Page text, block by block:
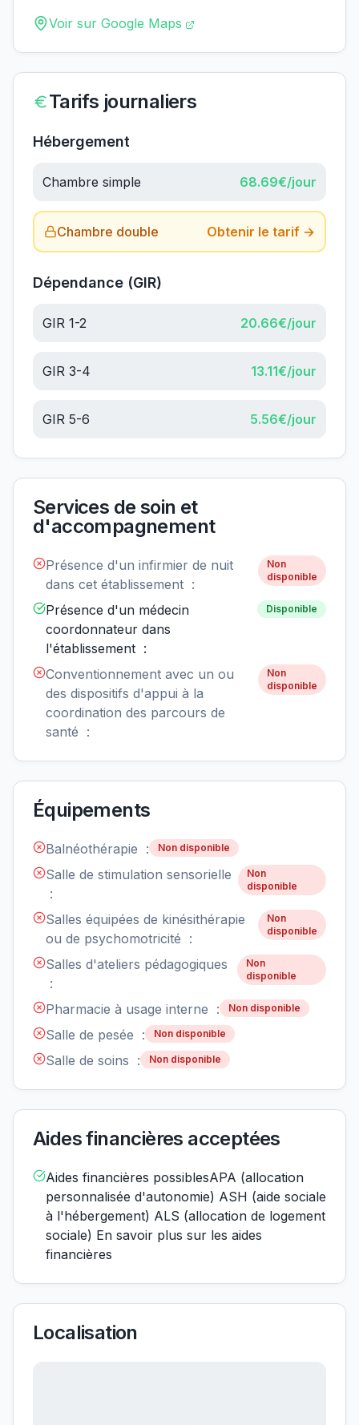
Voir sur Google Maps
Tarifs journaliers
Hébergement
Chambre simple 68.69€/jour
Chambre double Obtenir le tarif →
Dépendance (GIR)
GIR 1-2 20.66€/jour
GIR 3-4 13.11€/jour
GIR 5-6 5.56€/jour
Services de soin et
d'accompagnement
Présence d'un infirmier de nuit
dans cet établissement :
Non
disponible
Présence d'un médecin
coordonnateur dans
l'établissement :
Disponible
Conventionnement avec un ou
des dispositifs d'appui à la
coordination des parcours de
santé :
Non
disponible
Équipements
Balnéothérapie : Non disponible
Salle de stimulation sensorielle
:
Non
disponible
Salles équipées de kinésithérapie
ou de psychomotricité :
Non
disponible
Salles d'ateliers pédagogiques
:
Non
disponible
Pharmacie à usage interne : Non disponible
Salle de pesée : Non disponible
Salle de soins : Non disponible
Aides financières acceptées
Aides financières possiblesAPA (allocation
personnalisée d'autonomie) ASH (aide sociale
à l'hébergement) ALS (allocation de logement
sociale) En savoir plus sur les aides
financières
Localisation